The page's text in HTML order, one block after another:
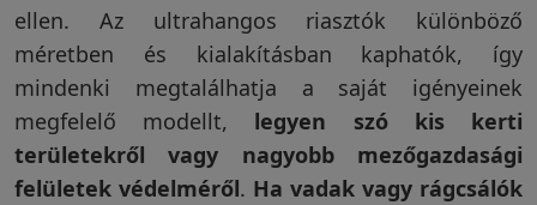
ellen. Az ultrahangos riasztók különböző
méretben és kialakításban kaphatók, így
mindenki megtalálhatja a saját igényeinek
megfelelő modellt, legyen szó kis kerti
területekről vagy nagyobb mezőgazdasági
felületek védelméről. Ha vadak vagy rágcsálók